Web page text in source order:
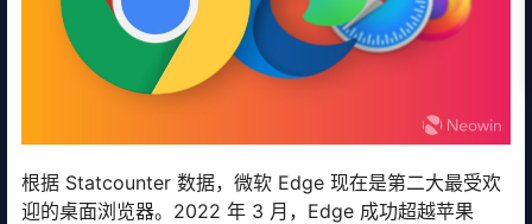
根据 Statcounter 数据，微软 Edge 现在是第二大最受欢
迎的桌面浏览器。2022 年 3 月，Edge 成功超越苹果